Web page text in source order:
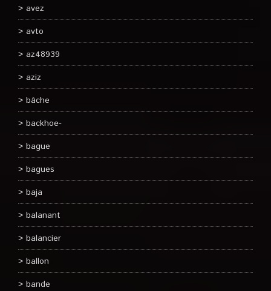
avez
avto
az48939
aziz
bâche
backhoe-
bague
bagues
baja
balanant
balancier
ballon
bande